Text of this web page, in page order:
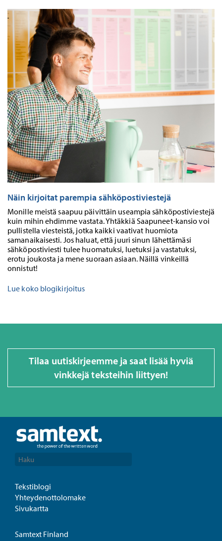
Näin kirjoitat parempia sähköpostiviestejä
Monille meistä saapuu päivittäin useampia sähköpostiviestejä
kuin mihin ehdimme vastata. Yhtäkkiä Saapuneet-kansio voi
pullistella viesteistä, jotka kaikki vaativat huomiota
samanaikaisesti. Jos haluat, että juuri sinun lähettämäsi
sähköpostiviesti tulee huomatuksi, luetuksi ja vastatuksi,
erotu joukosta ja mene suoraan asiaan. Näillä vinkeillä
onnistut!
Lue koko blogikirjoitus
Tilaa uutiskirjeemme ja saat lisää hyviä
vinkkejä teksteihin liittyen!
Tekstiblogi
Yhteydenottolomake
Sivukartta
Samtext Finland